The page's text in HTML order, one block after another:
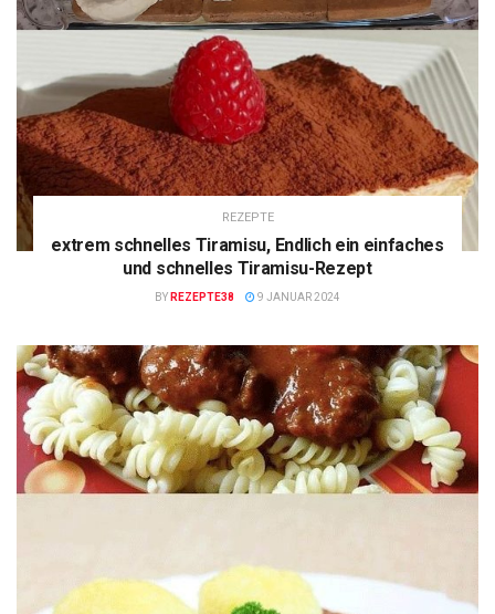
REZEPTE
extrem schnelles Tiramisu, Endlich ein einfaches
und schnelles Tiramisu-Rezept
BY REZEPTE38 9 JANUAR 2024